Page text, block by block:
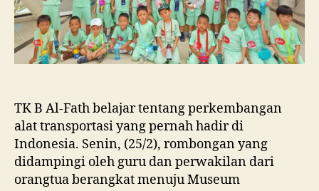
TK B Al-Fath belajar tentang perkembangan
alat transportasi yang pernah hadir di
Indonesia. Senin, (25/2), rombongan yang
didampingi oleh guru dan perwakilan dari
orangtua berangkat menuju Museum